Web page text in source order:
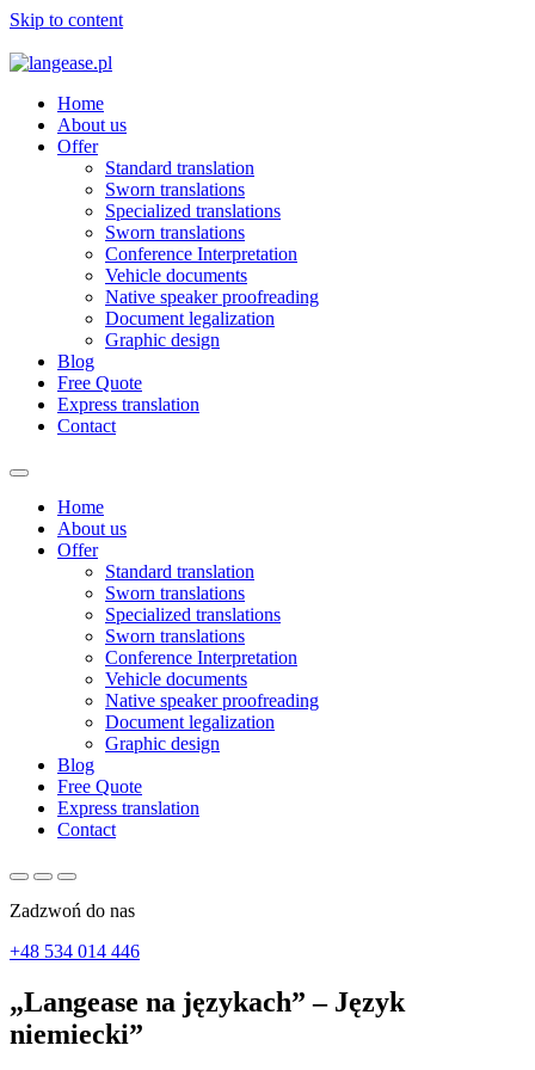
Skip to content
Home
About us
Offer
Standard translation
Sworn translations
Specialized translations
Sworn translations
Conference Interpretation
Vehicle documents
Native speaker proofreading
Document legalization
Graphic design
Blog
Free Quote
Express translation
Contact
Home
About us
Offer
Standard translation
Sworn translations
Specialized translations
Sworn translations
Conference Interpretation
Vehicle documents
Native speaker proofreading
Document legalization
Graphic design
Blog
Free Quote
Express translation
Contact
Zadzwoń do nas
+48 534 014 446
„Langease na językach” – Język
niemiecki”